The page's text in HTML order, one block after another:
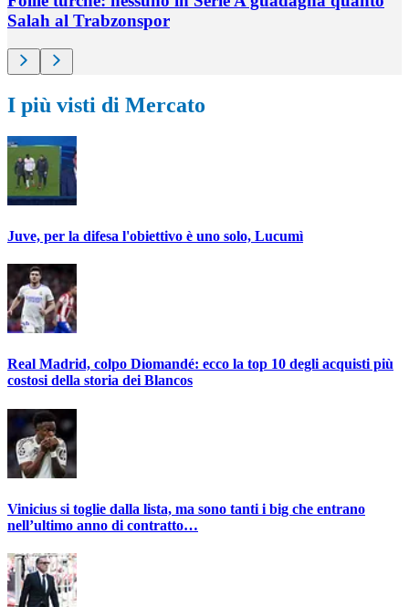
Salah al Trabzonspor
I più visti di Mercato
Juve, per la difesa l'obiettivo è uno solo, Lucumì
Real Madrid, colpo Diomandé: ecco la top 10 degli acquisti più
costosi della storia dei Blancos
Vinicius si toglie dalla lista, ma sono tanti i big che entrano
nell’ultimo anno di contratto…